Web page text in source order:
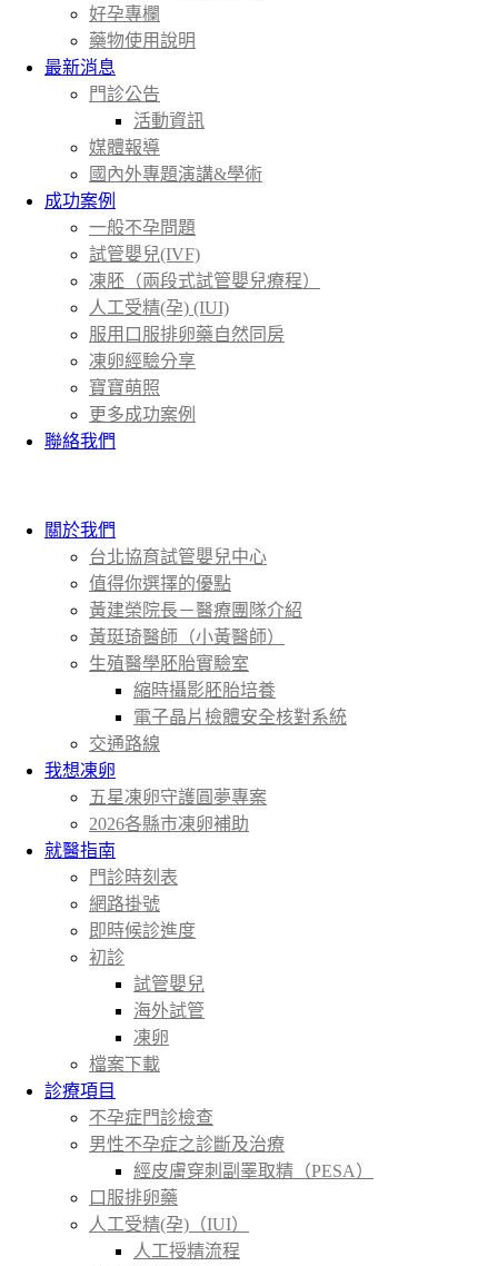
好孕專欄
藥物使用說明
最新消息
門診公告
活動資訊
媒體報導
國內外專題演講&學術
成功案例
一般不孕問題
試管嬰兒(IVF)
凍胚（兩段式試管嬰兒療程）
人工受精(孕) (IUI)
服用口服排卵藥自然同房
凍卵經驗分享
寶寶萌照
更多成功案例
聯絡我們
關於我們
台北協育試管嬰兒中心
值得你選擇的優點
黃建榮院長－醫療團隊介紹
黃珽琦醫師（小黃醫師）
生殖醫學胚胎實驗室
縮時攝影胚胎培養
電子晶片檢體安全核對系統
交通路線
我想凍卵
五星凍卵守護圓夢專案
2026各縣市凍卵補助
就醫指南
門診時刻表
網路掛號
即時候診進度
初診
試管嬰兒
海外試管
凍卵
檔案下載
診療項目
不孕症門診檢查
男性不孕症之診斷及治療
經皮膚穿刺副睪取精（PESA）
口服排卵藥
人工受精(孕)（IUI）
人工授精流程